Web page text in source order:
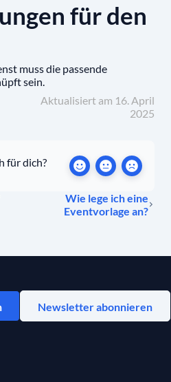
für den
muss die passende
sein.
Aktualisiert am 16. April
2025
für dich?
Wie lege ich eine
Eventvorlage an?
Newsletter abonnieren